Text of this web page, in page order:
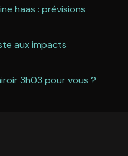
haas : prévisions
aux impacts
3h03 pour vous ?